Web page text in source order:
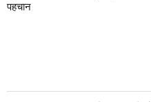
पहचान